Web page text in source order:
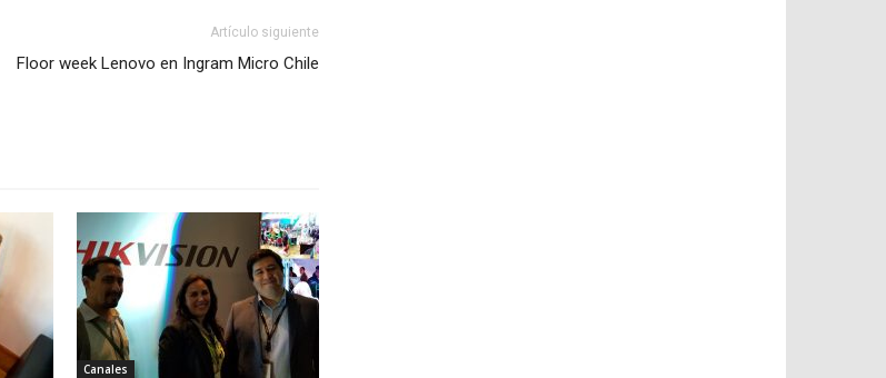
Artículo siguiente
Floor week Lenovo en Ingram Micro Chile
Canales